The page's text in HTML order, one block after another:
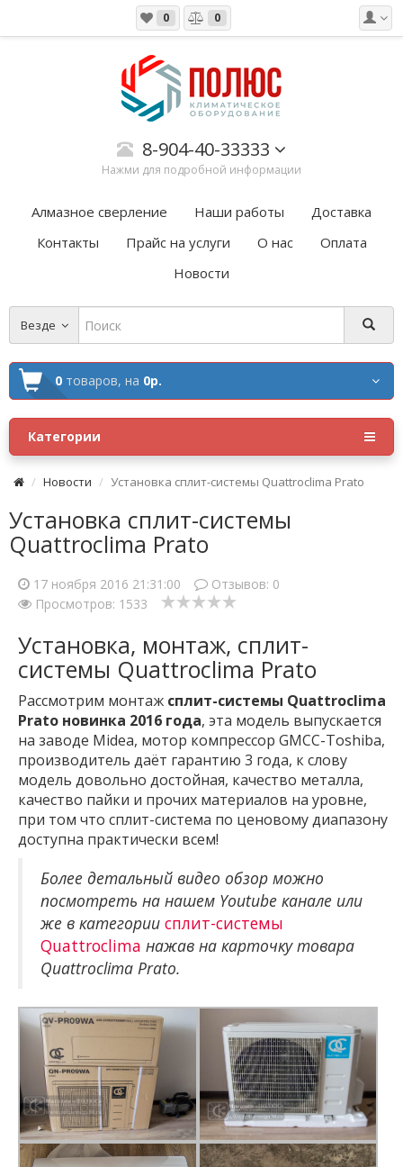
0 0
8-904-40-33333
Нажми для подробной информации
Алмазное сверление Наши работы
Доставка
Контакты
Прайс на услуги О нас
Оплата
Новости
Везде
0 товаров, на 0р.
Категории
Новости Установка сплит-системы Quattroclima Prato
Установка сплит-системы
Quattroclima Prato
17 ноября 2016 21:31:00 Отзывов: 0
Просмотров: 1533
Установка, монтаж, сплит-
системы Quattroclima Prato
Рассмотрим монтаж сплит-системы Quattroclima
Prato новинка 2016 года, эта модель выпускается
на заводе Midea, мотор компрессор GMCC-Toshiba,
производитель даёт гарантию 3 года, к слову
модель довольно достойная, качество металла,
качество пайки и прочих материалов на уровне,
при том что сплит-система по ценовому диапазону
доступна практически всем!
Более детальный видео обзор можно
посмотреть на нашем Youtube канале или
же в категории сплит-системы
Quattroclima нажав на карточку товара
Quattroclima Prato.